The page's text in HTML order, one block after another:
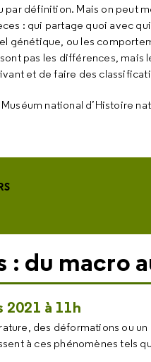
par définition. Mais on peut
: qui partage quoi avec
génétique, ou les
pas les différences, mais
et de faire des
national d’Histoire
: du macro
à 11h
des déformations ou
à ces phénomènes tels